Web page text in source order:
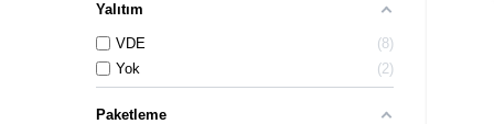
Yalıtım
VDE
8
Yok
2
Paketleme